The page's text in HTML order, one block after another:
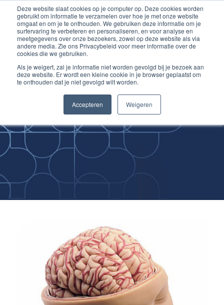
Deze website slaat cookies op je computer op. Deze cookies worden
gebruikt om informatie te verzamelen over hoe je met onze website
omgaat en om je te onthouden. We gebruiken deze informatie om je
surfervaring te verbeteren en personaliseren, en voor analyse en
meetgegevens over onze bezoekers, zowel op deze website als via
andere media. Zie ons Privacybeleid voor meer informatie over de
cookies die we gebruiken.
Als je weigert, zal je informatie niet worden gevolgd bij je bezoek aan
deze website. Er wordt een kleine cookie in je browser geplaatst om
te onthouden dat je niet gevolgd wilt worden.
Accepteren Weigeren
Inloggen account
Ga
naar
de
inhoud
Improving
Medical Skills